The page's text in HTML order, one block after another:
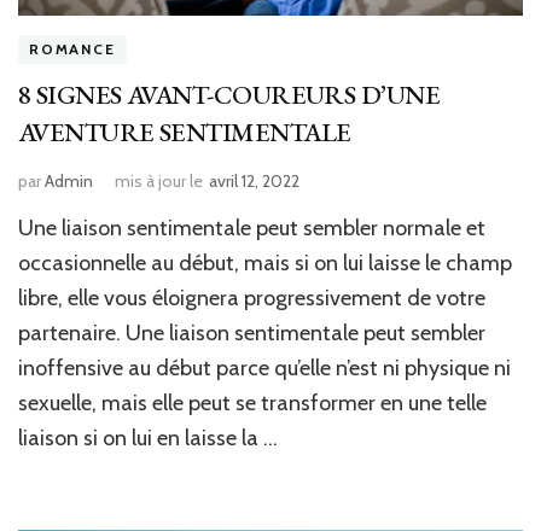
ROMANCE
8 SIGNES AVANT-COUREURS D’UNE
AVENTURE SENTIMENTALE
parAdmin mis à jour le avril 12, 2022
Une liaison sentimentale peut sembler normale et
occasionnelle au début, mais si on lui laisse le champ
libre, elle vous éloignera progressivement de votre
partenaire. Une liaison sentimentale peut sembler
inoffensive au début parce qu’elle n’est ni physique ni
sexuelle, mais elle peut se transformer en une telle
liaison si on lui en laisse la …